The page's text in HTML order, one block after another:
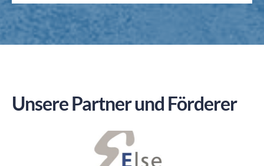
Unsere Partner und Förderer